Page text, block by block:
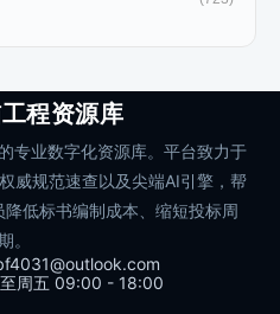
程资源库
专业数字化资源库。平台致力于
威规范速查以及尖端AI引擎，帮
低标书编制成本、缩短投标周
。
周五 09:00 - 18:00